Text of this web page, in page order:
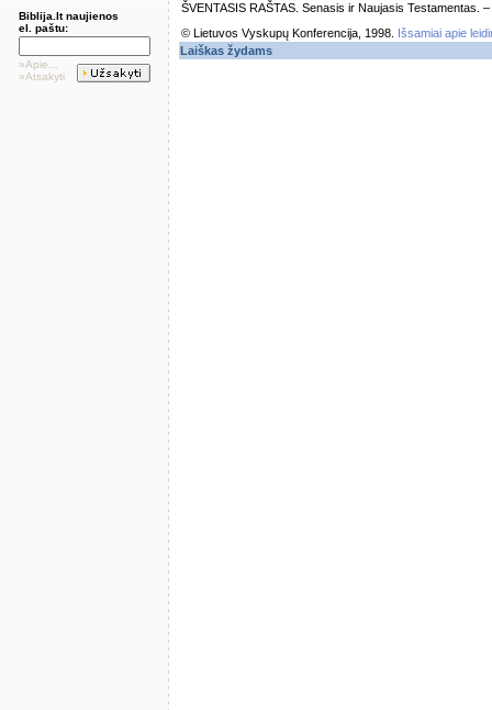
Biblija.lt naujienos
el. paštu:
»Apie...
»Atsakyti
ŠVENTASIS RAŠTAS. Senasis ir Naujasis Testamentas.
© Lietuvos Vyskupų Konferencija, 1998.
Išsamiai apie
Laiškas žydams